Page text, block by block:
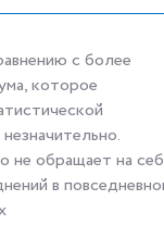
с более
которое
не обращает на
в